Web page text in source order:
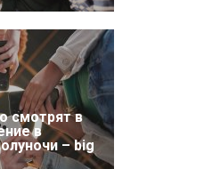
смотрят в
в
– big